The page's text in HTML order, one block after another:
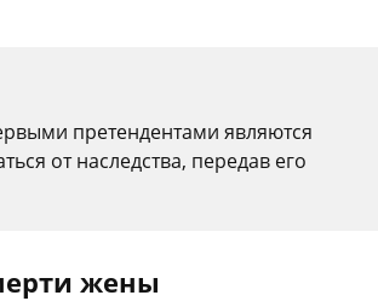
претендентами являются
от наследства, передав его
жены